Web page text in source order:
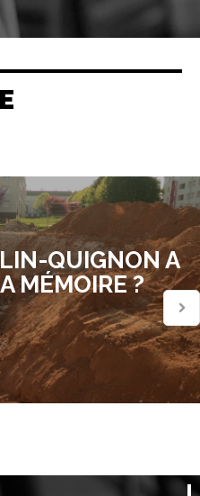
QUIGNON A
MÉMOIRE ?